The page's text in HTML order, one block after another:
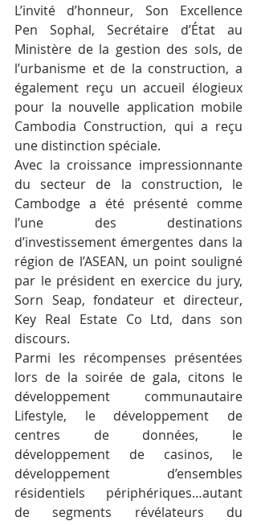
L’invité d’honneur, Son Excellence
Pen Sophal, Secrétaire d’État au
Ministère de la gestion des sols, de
l’urbanisme et de la construction, a
également reçu un accueil élogieux
pour la nouvelle application mobile
Cambodia Construction, qui a reçu
une distinction spéciale.
Avec la croissance impressionnante
du secteur de la construction, le
Cambodge a été présenté comme
l’une des destinations
d’investissement émergentes dans la
région de l’ASEAN, un point souligné
par le président en exercice du jury,
Sorn Seap, fondateur et directeur,
Key Real Estate Co Ltd, dans son
discours.
Parmi les récompenses présentées
lors de la soirée de gala, citons le
développement communautaire
Lifestyle, le développement de
centres de données, le
développement de casinos, le
développement d’ensembles
résidentiels périphériques…autant
de segments révélateurs du